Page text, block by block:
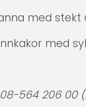
med
med
564 206